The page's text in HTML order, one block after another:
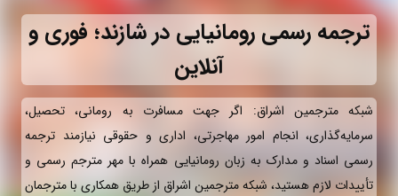
ترجمه رسمی رومانیایی در شازند؛ فوری و
آنلاین
شبکه مترجمین اشراق: اگر جهت مسافرت به رومانی، تحصیل،
سرمایه‌گذاری، انجام امور مهاجرتی، اداری و حقوقی نیازمند ترجمه
رسمی اسناد و مدارک به زبان رومانیایی همراه با مهر مترجم رسمی و
تأییدات لازم هستید، شبکه مترجمین اشراق از طریق همکاری با مترجمان